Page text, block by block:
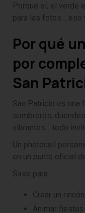
Porque sí, el verde
para las fotos… eso
Por qué
por
San
San Patricio es una
sombreros,
vibrantes… todo
Un photocall
en un punto oficial
Sirve para:
Crear un
Animar